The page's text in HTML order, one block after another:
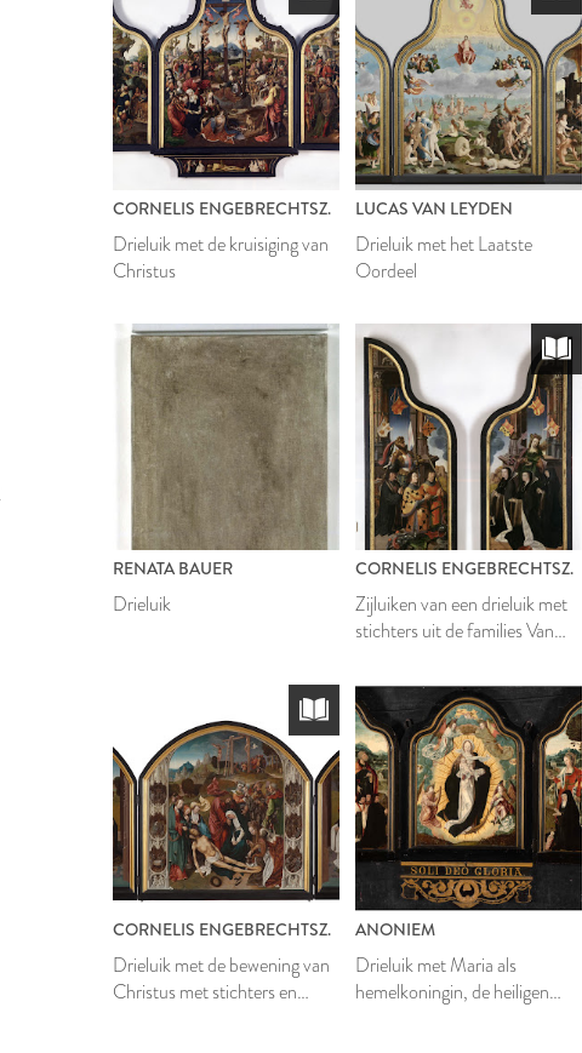
CORNELIS ENGEBRECHTSZ.
Drieluik met de kruisiging van
Christus
LUCAS VAN LEYDEN
Drieluik met het Laatste
Oordeel
RENATA BAUER
Drieluik
CORNELIS ENGEBRECHTSZ.
Zijluiken van een drieluik met
stichters uit de families Van
met op de buitenluiken de
wapenschilden van Willem van
der Does en Henrica van
Poelgeest
CORNELIS ENGEBRECHTSZ.
Drieluik met de bewening van
Christus met stichters en
ANONIEM
Drieluik met Maria als
hemelkoningin, de heiligen